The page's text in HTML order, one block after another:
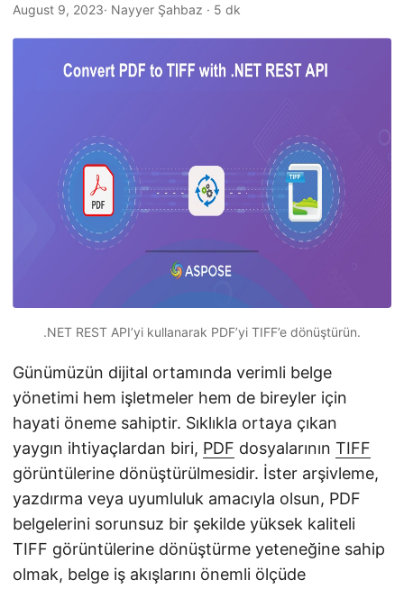
ğ
i
August 9, 2023· Nayyer Şahbaz · 5 dk
.NET REST API’yi kullanarak PDF’yi TIFF’e dönüştürün.
Günümüzün dijital ortamında verimli belge
yönetimi hem işletmeler hem de bireyler için
hayati öneme sahiptir. Sıklıkla ortaya çıkan
yaygın ihtiyaçlardan biri, PDF dosyalarının TIFF
görüntülerine dönüştürülmesidir. İster arşivleme,
yazdırma veya uyumluluk amacıyla olsun, PDF
belgelerini sorunsuz bir şekilde yüksek kaliteli
TIFF görüntülerine dönüştürme yeteneğine sahip
olmak, belge iş akışlarını önemli ölçüde